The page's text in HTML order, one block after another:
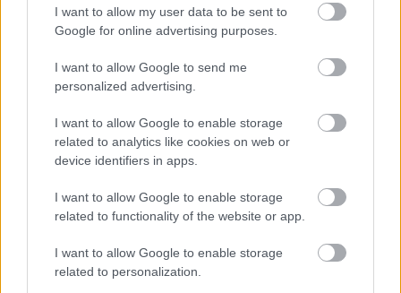
I want to allow my user data to be sent to
Google for online advertising purposes.
I want to allow Google to send me
personalized advertising.
I want to allow Google to enable storage
related to analytics like cookies on web or
device identifiers in apps.
I want to allow Google to enable storage
related to functionality of the website or app.
I want to allow Google to enable storage
related to personalization.
A Ferrari keresztbe tehet a Red
Bull 2027-es pilótatervének
Christian Horner lehet a Williams
megmentője
FORMA-1
Verstappen útjába a jövőben